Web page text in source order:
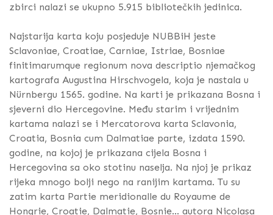
zbirci nalazi se ukupno 5.915 bibliotečkih jedinica.
Najstarija karta koju posjeduje NUBBiH jeste
Sclavoniae, Croatiae, Carniae, Istriae, Bosniae
finitimarumque regionum nova descriptio njemačkog
kartografa Augustina Hirschvogela, koja je nastala u
Nürnbergu 1565. godine. Na karti je prikazana Bosna i
sjeverni dio Hercegovine. Među starim i vrijednim
kartama nalazi se i Mercatorova karta Sclavonia,
Croatia, Bosnia cum Dalmatiae parte, izdata 1590.
godine, na kojoj je prikazana cijela Bosna i
Hercegovina sa oko stotinu naselja. Na njoj je prikaz
rijeka mnogo bolji nego na ranijim kartama. Tu su
zatim karta Partie meridionalle du Royaume de
Hongrie, Croatie, Dalmatie, Bosnie... autora Nicolasa